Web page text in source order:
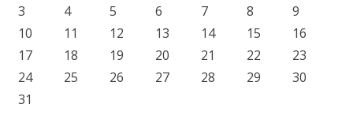
3
4 5 6 7 8
9
10
11 12 13 14 15
16
17
18 19 20 21 22
23
24
25 26 27 28 29
30
31